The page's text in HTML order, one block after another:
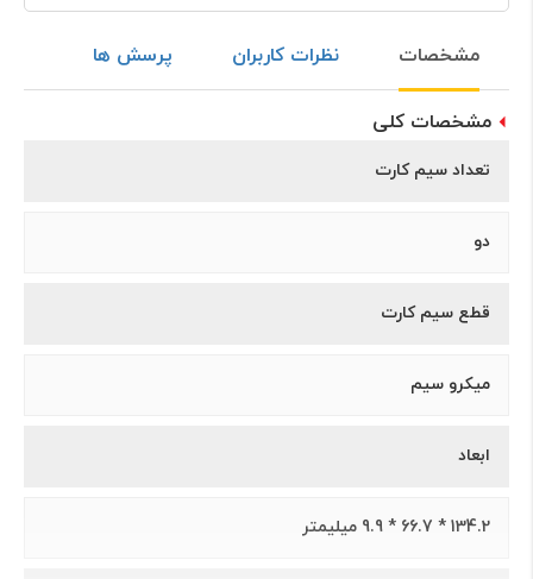
مشخصات نظرات کاربران پرسش ها
مشخصات کلی
تعداد سیم کارت
دو
قطع سیم کارت
میکرو سیم
ابعاد
134.2 * 66.7 * 9.9 میلیمتر